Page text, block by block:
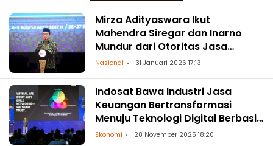
Mirza Adityaswara Ikut
Mahendra Siregar dan Inarno
Mundur dari Otoritas Jasa
Keuangan
Nasional 31 Januari 2026 17:13
Indosat Bawa Industri Jasa
Keuangan Bertransformasi
Menuju Teknologi Digital Berbasis
AI
Ekonomi 28 November 2025 18:20